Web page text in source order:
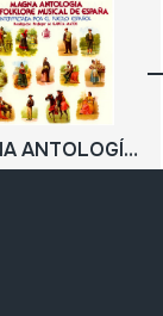
MAGNA ANTOLOGÍA DEL FOLKLORE MUSICAL DE ESPAÑA; Interpretada por el pueblo español